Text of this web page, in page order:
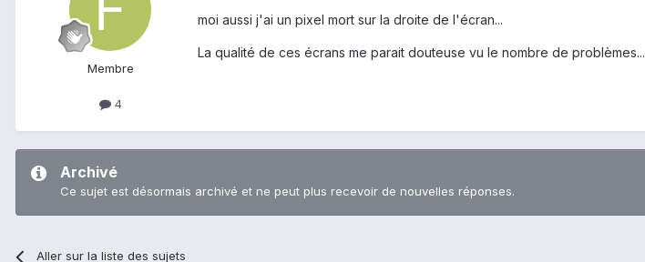
Membre
4
moi aussi j'ai un pixel mort sur la droite de l'écran...
La qualité de ces écrans me parait douteuse vu le nombre de problèmes...
Archivé
Ce sujet est désormais archivé et ne peut plus recevoir de nouvelles réponses.
Aller sur la liste des sujets